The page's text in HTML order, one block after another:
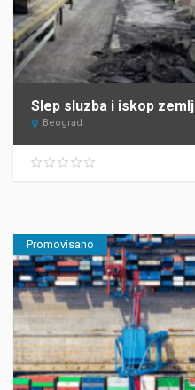
Slep sluzba i iskop
Beograd
Promovisano